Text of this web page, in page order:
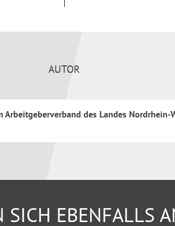
AUTOR
des Landes
EBENFALLS